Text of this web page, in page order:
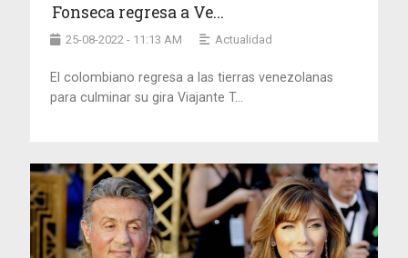
Fonseca regresa a Ve...
25-08-2022 - 11:13 AM Actualidad
El colombiano regresa a las tierras venezolanas
para culminar su gira Viajante T...